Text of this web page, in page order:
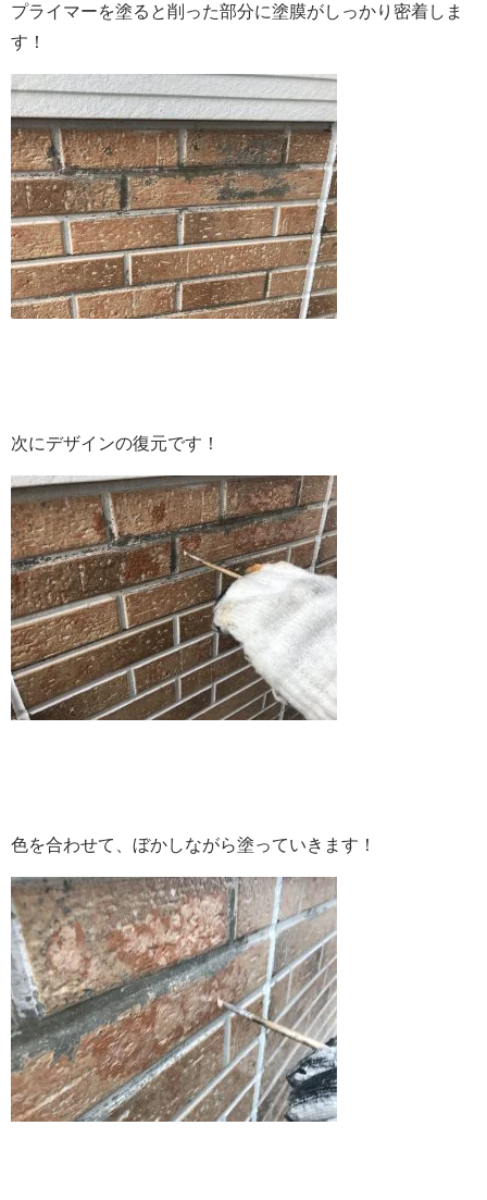
プライマーを塗ると削った部分に塗膜がしっかり密着しま
す！
次にデザインの復元です！
色を合わせて、ぼかしながら塗っていきます！